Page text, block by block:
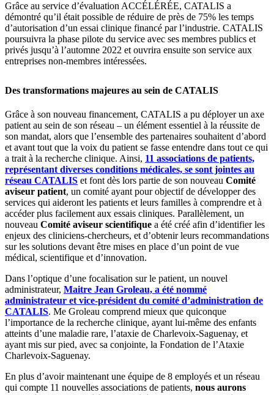
Grâce au service d’évaluation ACCÉLÉRÉE, CATALIS a
démontré qu’il était possible de réduire de près de 75% les temps
d’autorisation d’un essai clinique financé par l’industrie. CATALIS
poursuivra la phase pilote du service avec ses membres publics et
privés jusqu’à l’automne 2022 et ouvrira ensuite son service aux
entreprises non-membres intéressées.
Des transformations majeures au sein de CATALIS
Grâce à son nouveau financement, CATALIS a pu déployer un axe
patient au sein de son réseau – un élément essentiel à la réussite de
son mandat, alors que l’ensemble des partenaires souhaitent d’abord
et avant tout que la voix du patient se fasse entendre dans tout ce qui
a trait à la recherche clinique. Ainsi, 11 associations de patients,
représentant diverses conditions médicales, se sont jointes au
réseau CATALIS et font dès lors partie de son nouveau Comité
aviseur patient, un comité ayant pour objectif de développer des
services qui aideront les patients et leurs familles à comprendre et à
accéder plus facilement aux essais cliniques. Parallèlement, un
nouveau Comité aviseur scientifique a été créé afin d’identifier les
enjeux des cliniciens-chercheurs, et d’obtenir leurs recommandations
sur les solutions devant être mises en place d’un point de vue
médical, scientifique et d’innovation.
Dans l’optique d’une focalisation sur le patient, un nouvel
administrateur, Maitre Jean Groleau, a été nommé
administrateur et vice-président du comité d’administration de
CATALIS. Me Groleau comprend mieux que quiconque
l’importance de la recherche clinique, ayant lui-même des enfants
atteints d’une maladie rare, l’ataxie de Charlevoix-Saguenay, et
ayant mis sur pied, avec sa conjointe, la Fondation de l’Ataxie
Charlevoix-Saguenay.
En plus d’avoir maintenant une équipe de 8 employés et un réseau
qui compte 11 nouvelles associations de patients, nous aurons